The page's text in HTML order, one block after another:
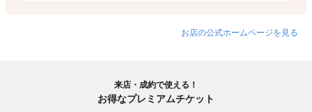
お店の公式ホームページを見る
来店・成約で使える！
お得なプレミアムチケット